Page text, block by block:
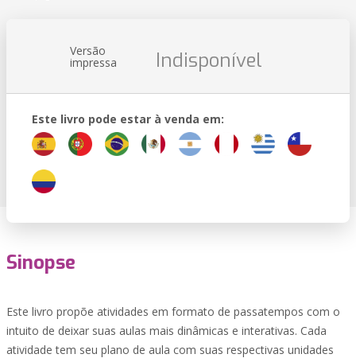
Versão
impressa Indisponível
Este livro pode estar à venda em:
Sinopse
Este livro propõe atividades em formato de passatempos com o
intuito de deixar suas aulas mais dinâmicas e interativas. Cada
atividade tem seu plano de aula com suas respectivas unidades